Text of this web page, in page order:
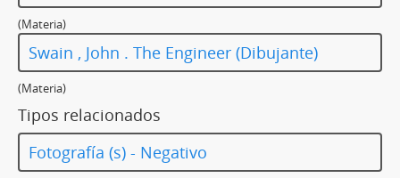
(Materia)
Swain , John . The Engineer (Dibujante)
(Materia)
Tipos relacionados
Fotografía (s) - Negativo